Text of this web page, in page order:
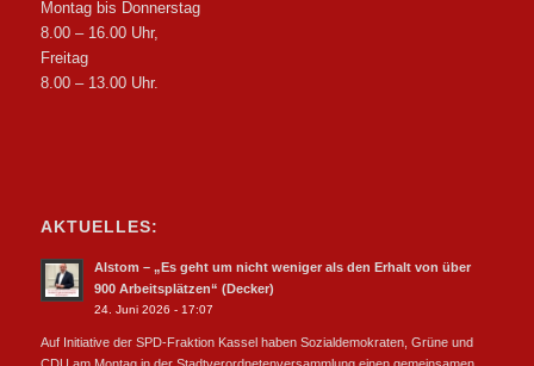
Montag bis Donnerstag
8.00 – 16.00 Uhr,
Freitag
8.00 – 13.00 Uhr.
AKTUELLES:
Alstom – „Es geht um nicht weniger als den Erhalt von über
900 Arbeitsplätzen“ (Decker)
24. Juni 2026 - 17:07
Auf Initiative der SPD-Fraktion Kassel haben Sozialdemokraten, Grüne und